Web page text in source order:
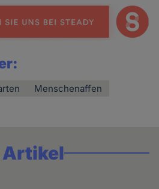
Menschenaffen
Artikel